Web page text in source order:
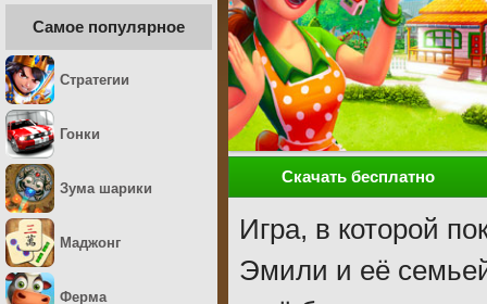
Скачать бесплатно
Игра, в которой
Эмили и её
Самое популярное
Стратегии
Гонки
Зума шарики
Маджонг
Ферма